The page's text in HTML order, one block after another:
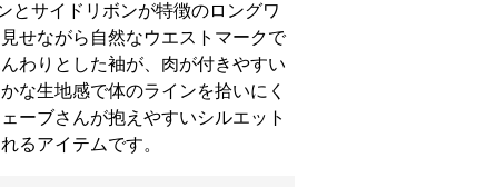
とサイドリボンが特徴のロングワ
せながら自然なウエストマークで
わりとした袖が、肉が付きやすい
な生地感で体のラインを拾いにく
ーブさんが抱えやすいシルエット
るアイテムです。